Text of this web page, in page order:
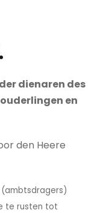
dienaren des
en
den Heere
(ambtsdragers)
te rusten tot